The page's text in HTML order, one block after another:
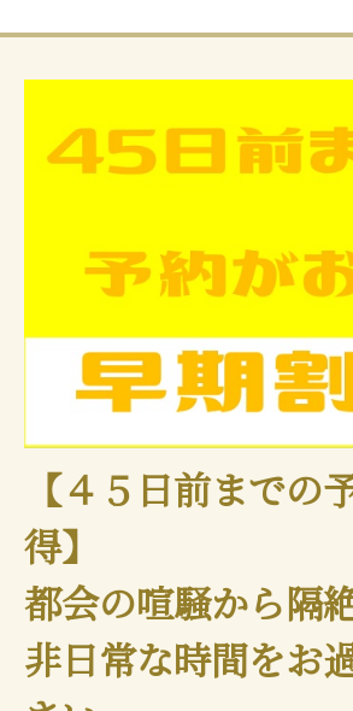
【４５日前までの
得】
都会の喧騒から隔
非日常な時間をお